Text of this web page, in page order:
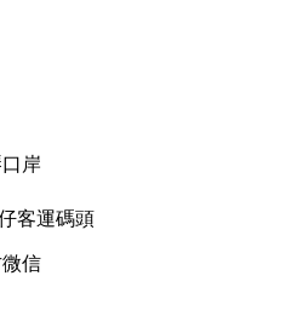
岸
客運碼頭
信